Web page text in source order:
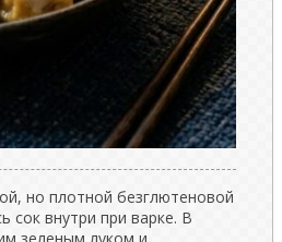
но плотной безглютеновой
сок внутри при варке. В
зеленым луком и